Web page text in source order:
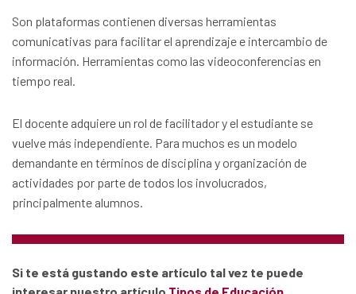
Son plataformas contienen diversas herramientas
comunicativas para facilitar el aprendizaje e intercambio de
información. Herramientas como las videoconferencias en
tiempo real.
El docente adquiere un rol de facilitador y el estudiante se
vuelve más independiente. Para muchos es un modelo
demandante en términos de disciplina y organización de
actividades por parte de todos los involucrados,
principalmente alumnos.
Si te está gustando este artículo tal vez te puede